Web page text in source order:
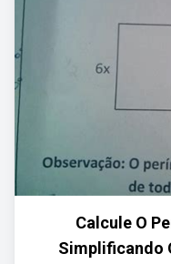
Calcule O
Simplificando